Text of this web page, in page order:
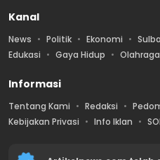
Kanal
News Politik Ekonomi
Edukasi
Gaya Hidup Olahraga
Informasi
Tentang Kami Redaksi
Kebijakan Privasi
Info Iklan